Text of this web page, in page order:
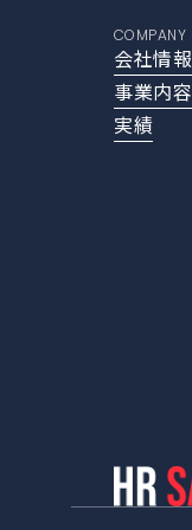
COMPANY
会社情報
事業内容
実績